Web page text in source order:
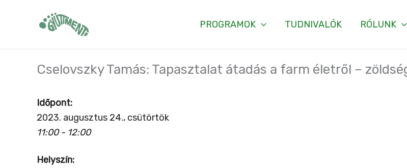
PROGRAMOK TUDNIVALÓK RÓLUNK
Cselovszky Tamás: Tapasztalat átadás a farm életről –
Időpont:
2023. augusztus 24., csütörtök
11:00 - 12:00
Helyszín: